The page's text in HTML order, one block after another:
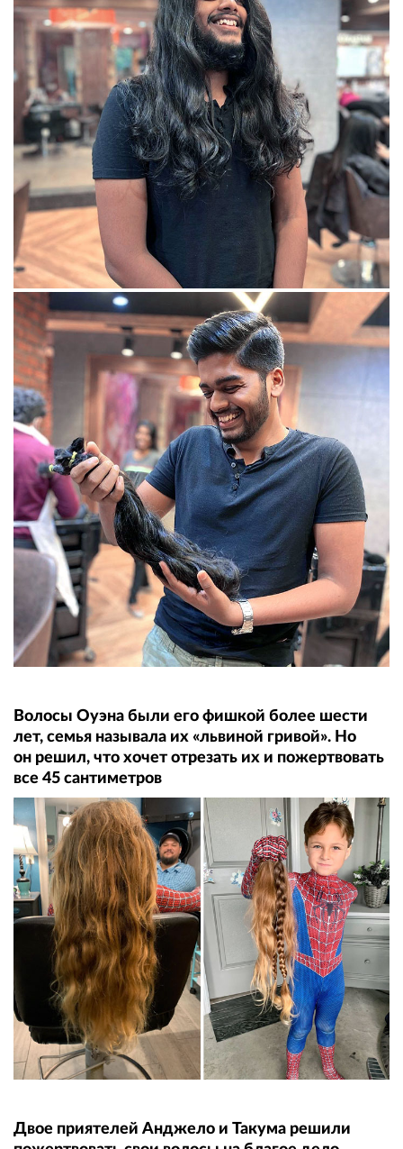
Волосы Оуэна были его фишкой более шести
лет, семья называла их «львиной гривой». Но
он решил, что хочет отрезать их и пожертвовать
все 45 сантиметров
Двое приятелей Анджело и Такума решили